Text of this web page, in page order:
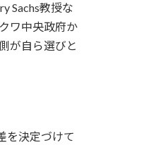
Sachs教授な
ワ中央政府か
が自ら選びと
を決定づけて